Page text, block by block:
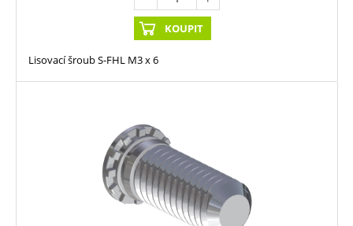
KOUPIT
Lisovací šroub S-FHL M3 x 6